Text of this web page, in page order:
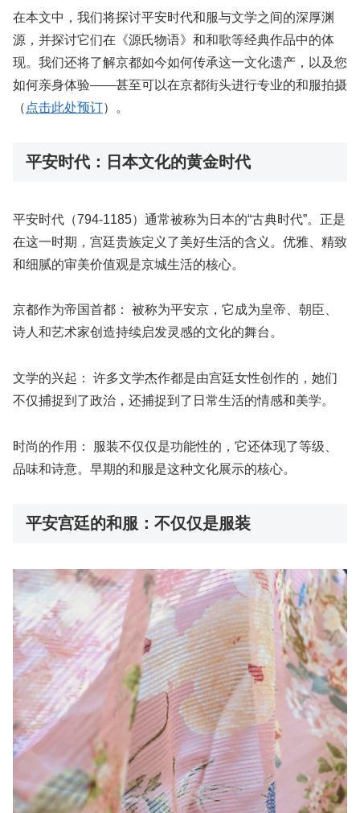
在本文中，我们将探讨平安时代和服与文学之间的深厚渊
源，并探讨它们在《源氏物语》和和歌等经典作品中的体
现。我们还将了解京都如今如何传承这一文化遗产，以及您
如何亲身体验——甚至可以在京都街头进行专业的和服拍摄
（ 点击此处预订）。
平安时代：日本文化的黄金时代
平安时代（794-1185）通常被称为日本的“古典时代”。正是
在这一时期，宫廷贵族定义了美好生活的含义。优雅、精致
和细腻的审美价值观是京城生活的核心。
京都作为帝国首都：
被称为平安京，它成为皇帝、朝臣、
诗人和艺术家创造持续启发灵感的文化的舞台。
文学的兴起：
许多文学杰作都是由宫廷女性创作的，她们
不仅捕捉到了政治，还捕捉到了日常生活的情感和美学。
时尚的作用：
服装不仅仅是功能性的，它还体现了等级、
品味和诗意。早期的和服是这种文化展示的核心。
平安宫廷的和服：不仅仅是服装